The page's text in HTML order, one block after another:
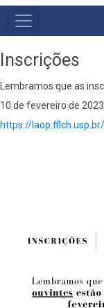
NAVEGAÇÃO
PRINCIPAL
Inscrições
Lembramos que as
10 de fevereiro de
https://